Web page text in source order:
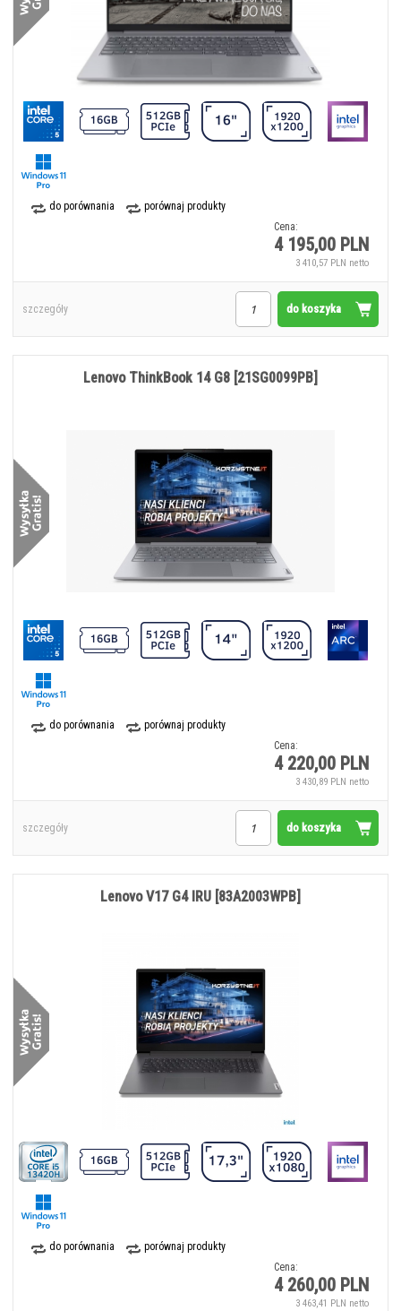
do porównania
porównaj produkty
Cena:
4 195,00 PLN
3 410,57 PLN netto
do koszyka
szczegóły
do porównania
porównaj produkty
Cena:
4 220,00 PLN
3 430,89 PLN netto
Lenovo ThinkBook 14 G8 [21SG0099PB]
do koszyka
szczegóły
do porównania
porównaj produkty
Cena:
4 260,00 PLN
3 463,41 PLN netto
Lenovo V17 G4 IRU [83A2003WPB]